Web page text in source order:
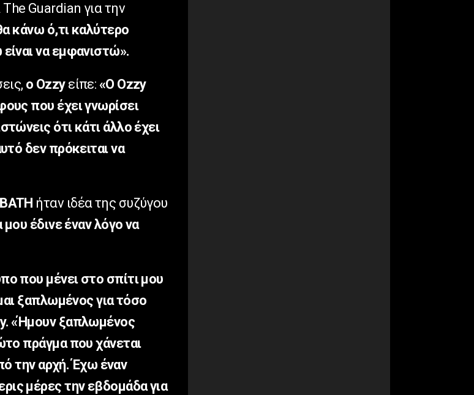
Guardian για την
κάνω ό,τι καλύτερο
να εμφανιστώ».
ο Ozzyείπε: «Ο Ozzy
που έχει γνωρίσει
ότι κάτι άλλο έχει
δεν πρόκειται να
ήταν ιδέα της συζύγου
μου έδινε έναν λόγο να
που μένει στο σπίτι μου
ξαπλωμένος για τόσο
«Ήμουν ξαπλωμένος
πράγμα που χάνεται
την αρχή. Έχω έναν
μέρες την εβδομάδα για